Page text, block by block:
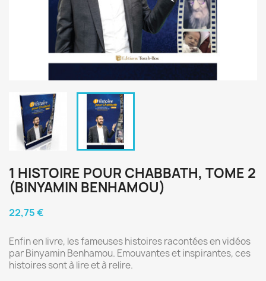
1 HISTOIRE POUR CHABBATH, TOME 2
(BINYAMIN BENHAMOU)
22,75 €
Enfin en livre, les fameuses histoires racontées en vidéos
par Binyamin Benhamou. Emouvantes et inspirantes, ces
histoires sont à lire et à relire.